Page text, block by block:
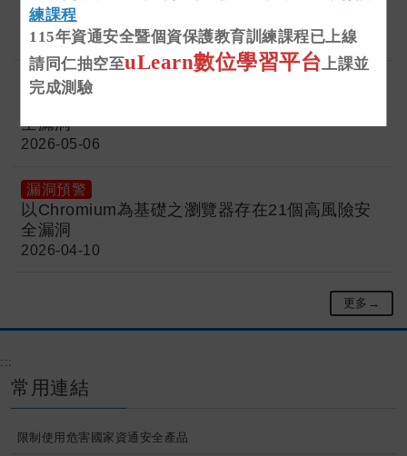
練課程
115年資通安全暨個資保護教育訓練課程已上線
請同仁抽空至uLearn數位學習平台 上課並
完成測驗
ShinyHunters入侵
2026-05-12
漏洞預警
全漏洞
2026-05-06
漏洞預警
以Chromium為基礎之瀏覽器存在21個高風險安
全漏洞
2026-04-10
更多→
:::
常用連結
限制使用危害國家資通安全產品